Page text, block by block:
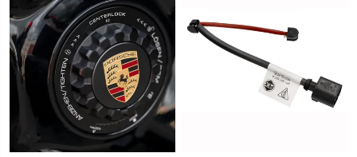
イマンGT4 RS 16-